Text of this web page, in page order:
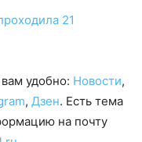
21
удобно: Новости,
, Дзен. Есть тема
на почту